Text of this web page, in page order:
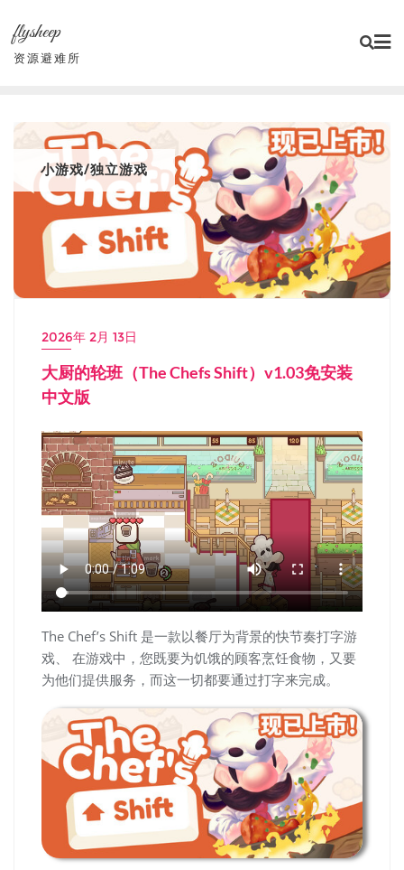
content
flysheep
资源避难所
小游戏/独立游戏
2026年 2月 13日
大厨的轮班（The Chefs Shift）v1.03免安装
中文版
The Chef’s Shift 是一款以餐厅为背景的快节奏打字游
戏、 在游戏中，您既要为饥饿的顾客烹饪食物，又要
为他们提供服务，而这一切都要通过打字来完成。